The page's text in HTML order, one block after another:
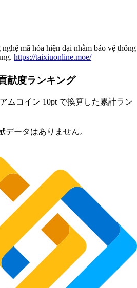
mã hóa hiện đại nhằm bảo vệ thông
https://taixiuonline.moe/
献度ランキング
ムコイン 10pt で換算した累計ラン
データはありません。